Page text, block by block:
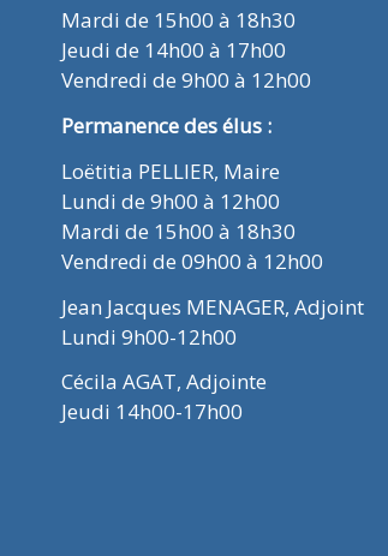
Mardi de 15h00 à 18h30
Jeudi de 14h00 à 17h00
Vendredi de 9h00 à 12h00
Permanence des élus :
Loëtitia PELLIER, Maire
Lundi de 9h00 à 12h00
Mardi de 15h00 à 18h30
Vendredi de 09h00 à 12h00
Jean Jacques MENAGER, Adjoint
Lundi 9h00-12h00
Cécila AGAT, Adjointe
Jeudi 14h00-17h00